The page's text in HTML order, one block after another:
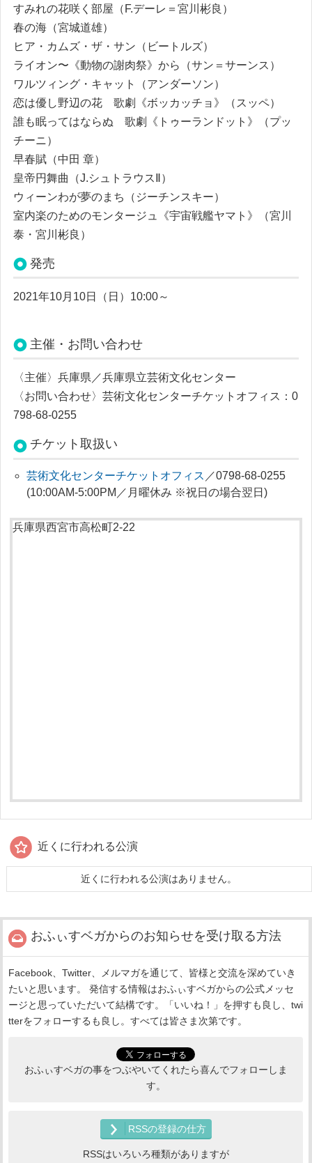
すみれの花咲く部屋（F.デーレ＝宮川彬良）
春の海（宮城道雄）
ヒア・カムズ・ザ・サン（ビートルズ）
ライオン〜《動物の謝肉祭》から（サン＝サーンス）
ワルツィング・キャット（アンダーソン）
恋は優し野辺の花 歌劇《ボッカッチョ》（スッペ）
誰も眠ってはならぬ 歌劇《トゥーランドット》（プッ
チーニ）
早春賦（中田 章）
皇帝円舞曲（J.シュトラウスⅡ）
ウィーンわが夢のまち（ジーチンスキー）
室内楽のためのモンタージュ《宇宙戦艦ヤマト》（宮川
泰・宮川彬良）
発売
2021年10月10日（日）10:00～
主催・お問い合わせ
〈主催〉兵庫県／兵庫県立芸術文化センター
〈お問い合わせ〉 芸術文化センターチケットオフィス：0
798-68-0255
チケット取扱い
芸術文化センターチケットオフィス ／0798-68-0255
(10:00AM‐5:00PM／月曜休み ※祝日の場合翌日)
兵庫県西宮市高松町2-22
近くに行われる公演
近くに行われる公演はありません。
おふぃすベガからのお知らせを受け取る方法
Facebook、Twitter、メルマガを通じて、皆様と交流を深めていき
たいと思います。 発信する情報はおふぃすベガからの公式メッセ
ージと思っていただいて結構です。「いいね！」を押すも良し、twi
tterをフォローするも良し。すべては皆さま次第です。
おふぃすベガの事をつぶやいてくれたら喜んでフォローしま
す。
RSSの登録の仕方
RSSはいろいろ種類がありますが